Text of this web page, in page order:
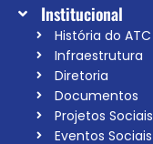
Institucional
História do ATC
Infraestrutura
Diretoria
Documentos
Projetos Sociais
Eventos Sociais